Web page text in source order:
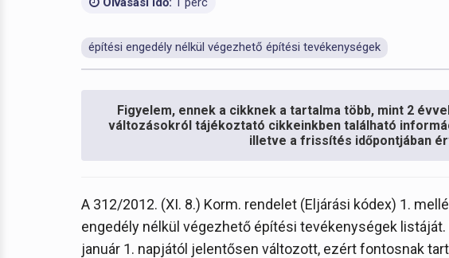
építési engedély nélkül végezhető építési tevékenységek
Figyelem, ennek a cikknek a tartalma több, mint 2
változásokról tájékoztató cikkeinkben található
illetve a frissítés időpontjában
A 312/2012. (XI. 8.) Korm. rendelet (Eljárási kódex) 1.
engedély nélkül végezhető építési tevékenységek
január 1. napjától jelentősen változott, ezért fontosnak